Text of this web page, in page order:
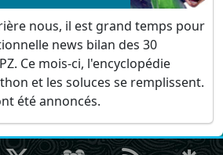
nous, il est grand temps pour
news bilan des 30
Ce mois-ci, l'encyclopédie
et les soluces se remplissent.
été annoncés.